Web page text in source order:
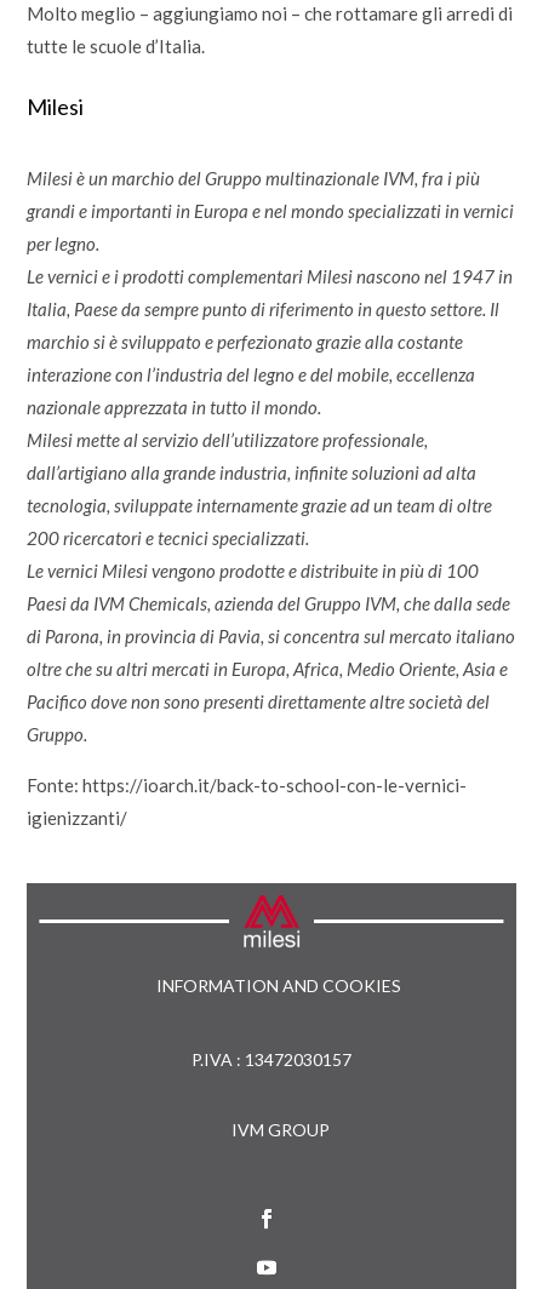
Molto meglio – aggiungiamo noi – che rottamare gli arredi di
tutte le scuole d’Italia.
Milesi
Milesiè un marchio del Gruppo multinazionale IVM, fra i più
grandi e importanti in Europa e nel mondo specializzati in vernici
per legno.
Le vernici e i prodotti complementari Milesi nascono nel 1947 in
Italia, Paese da sempre punto di riferimento in questo settore. Il
marchio si è sviluppato e perfezionato grazie alla costante
interazione con l’industria del legno e del mobile, eccellenza
nazionale apprezzata in tutto il mondo.
Milesi mette al servizio dell’utilizzatore professionale,
dall’artigiano alla grande industria, infinite soluzioni ad alta
tecnologia, sviluppate internamente grazie ad un team di oltre
200 ricercatori e tecnici specializzati.
Le vernici Milesi vengono prodotte e distribuite in più di 100
Paesi da IVM Chemicals, azienda del Gruppo IVM, che dalla sede
di Parona, in provincia di Pavia, si concentra sul mercato italiano
oltre che su altri mercati in Europa, Africa, Medio Oriente, Asia e
Pacifico dove non sono presenti direttamente altre società del
Gruppo.
Fonte: https://ioarch.it/back-to-school-con-le-vernici-
igienizzanti/
INFORMATION AND COOKIES
P.IVA : 13472030157
IVM GROUP